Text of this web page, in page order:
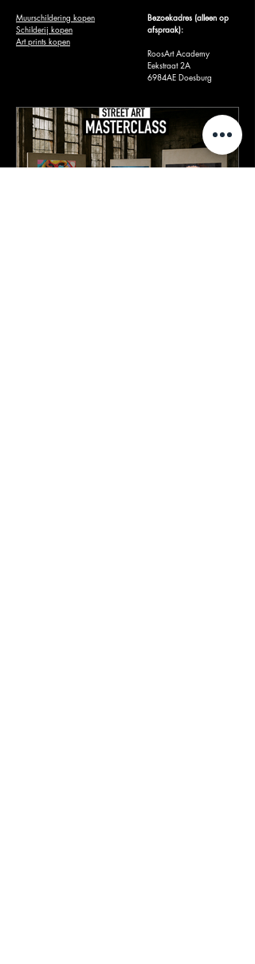
Muurschildering kopen
Schilderij kopen
​Art prints kopen
Bezoekadres (alleen op
afspraak):
RoosArt Academy
Eekstraat 2A
6984AE Doesburg